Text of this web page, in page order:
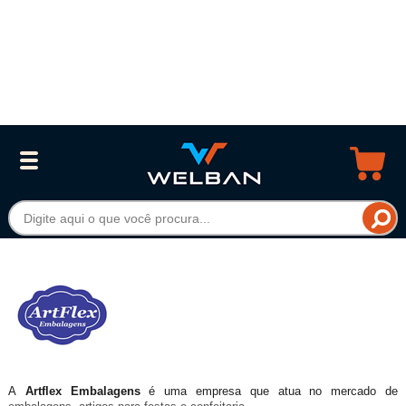
A Artflex Embalagensé uma empresa que atua no mercado de